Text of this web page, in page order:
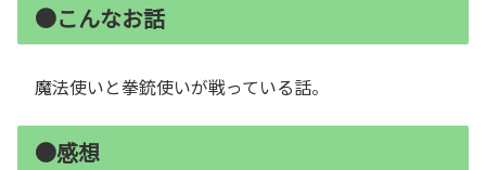
●こんなお話
魔法使いと拳銃使いが戦っている話。
●感想